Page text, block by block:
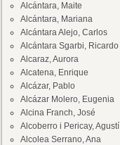
Alcántara, Maite
Alcántara, Mariana
Alcántara Alejo, Carlos
Alcántara Sgarbi, Ricardo
Alcaraz, Aurora
Alcatena, Enrique
Alcázar, Pablo
Alcázar Molero, Eugenia
Alcina Franch, José
Alcoberro i Pericay, Agustí
Alcolea Serrano, Ana